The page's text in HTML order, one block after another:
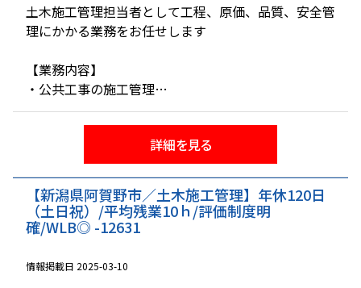
土木施工管理担当者として工程、原価、品質、安全管
理にかかる業務をお任せします
【業務内容】
・公共工事の施工管理
・下水道維持管理（特殊工法）の施工管理
・地盤改良（中層改良工事、土質改良工事）の施工管
☆主な現場は五泉市や新潟市等の近隣市町村であり、
遠方への出張は基本的にありません。
詳細を見る
【新潟県阿賀野市／土木施工管理】年休120日
（土日祝）/平均残業10ｈ/評価制度明
確/WLB◎ -12631
情報掲載日 2025-03-10